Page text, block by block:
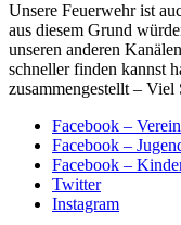
Unsere Feuerwehr ist
aus diesem Grund
unseren anderen
schneller finden kannst
zusammengestellt – Viel
Facebook – Verein
Facebook –
Facebook –
Twitter
Instagram